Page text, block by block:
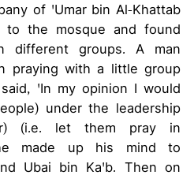
of 'Umar bin Al-Khattab
to the mosque and found
different groups. A man
praying with a little group
'In my opinion I would
under the leadership
(i.e. let them pray in
made up his mind to
Ubai bin Ka'b. Then on